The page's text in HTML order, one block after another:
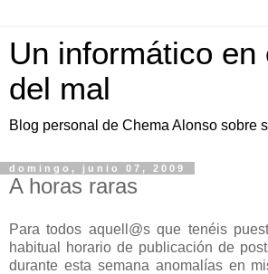
Un informático en
del mal
Blog personal de Chema Alonso sobre
domingo, junio 07, 2009
A horas raras
Para todos aquell@s que tenéis
habitual horario de publicación de
durante esta semana anomalías en